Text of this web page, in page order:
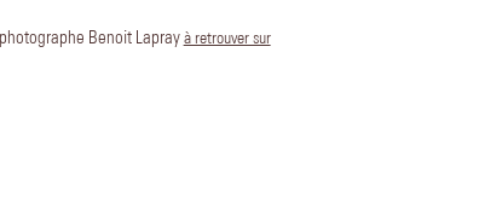
Benoit Lapray à retrouver sur